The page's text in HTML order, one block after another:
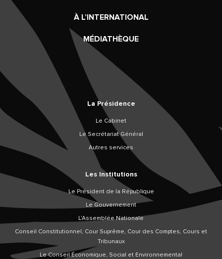
À L’INTERNATIONAL
MÉDIATHÈQUE
La Présidence
Le Cabinet
Le Secrétariat Général
Autres services
Les Institutions
Le Président de la République
Le Gouvernement
L’Assemblée Nationale
Conseil Constitutionnel, Cour Suprême, Cour des Comptes, Cours et
Tribunaux
Le Conseil Économique, Social et Environnemental